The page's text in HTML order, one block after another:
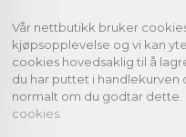
Vår nettbutikk bruker
kjøpsopplevelse og vi kan
cookies hovedsaklig til å
du har puttet i handlekurven
normalt om du godtar dette.
cookies.